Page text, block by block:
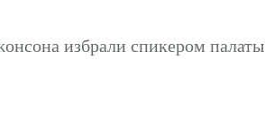
избрали спикером палаты